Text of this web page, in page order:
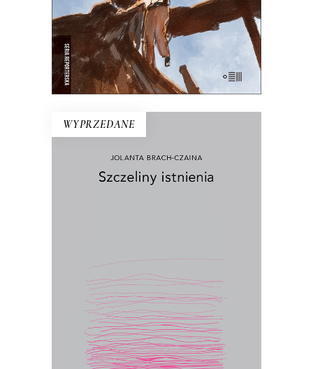
E-BOOK DO KOSZYKA
WYPRZEDANE
Brach-Czainy. Wydany po raz pierwszy
w 1992 roku esej był wielkim
wydarzeniem literackim. Zyskał miano
książki kultowej, „biblii feminizmu”.
35.00zł 17.50zł